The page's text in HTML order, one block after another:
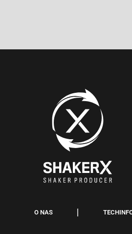
O NAS